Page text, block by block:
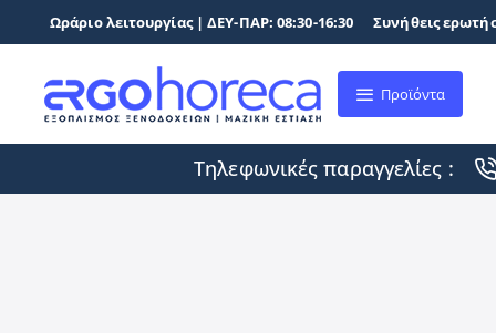
Ωράριο λειτουργίας | ΔΕΥ-ΠΑΡ: 08:30-16:30 Συνήθεις
Προϊόντα
Τηλεφωνικές παραγγελίες :